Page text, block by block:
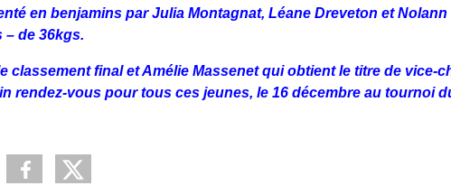
en benjamins par Julia Montagnat, Léane Dreveton et
– de 36kgs.
final et Amélie Massenet qui obtient le titre de vice-
rendez-vous pour tous ces jeunes, le 16 décembre au tournoi